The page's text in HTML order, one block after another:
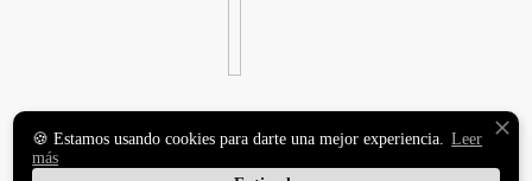
VINILOS DECORATIVOS
Y FOTOMURALES
PREMIUM
🍪 Estamos usando cookies para darte una mejor experiencia. Leer
más